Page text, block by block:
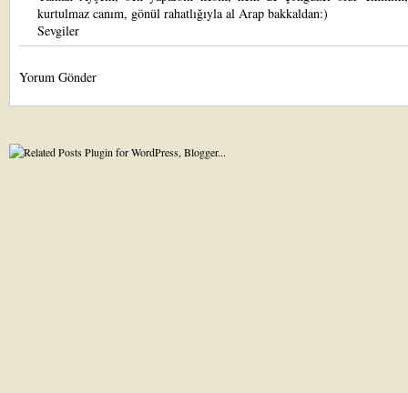
kurtulmaz canım, gönül rahatlığıyla al Arap bakkaldan:)
Sevgiler
Yorum Gönder